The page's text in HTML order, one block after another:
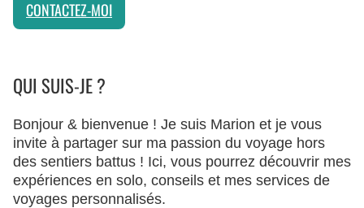
CONTACTEZ-MOI
QUI SUIS-JE ?
Bonjour & bienvenue ! Je suis Marion et je vous
invite à partager sur ma passion du voyage hors
des sentiers battus ! Ici, vous pourrez découvrir mes
expériences en solo, conseils et mes services de
voyages personnalisés.